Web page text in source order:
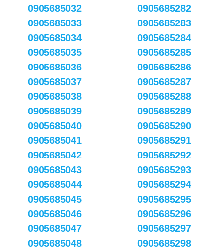
0905685032
0905685033
0905685034
0905685035
0905685036
0905685037
0905685038
0905685039
0905685040
0905685041
0905685042
0905685043
0905685044
0905685045
0905685046
0905685047
0905685048
0905685282
0905685283
0905685284
0905685285
0905685286
0905685287
0905685288
0905685289
0905685290
0905685291
0905685292
0905685293
0905685294
0905685295
0905685296
0905685297
0905685298